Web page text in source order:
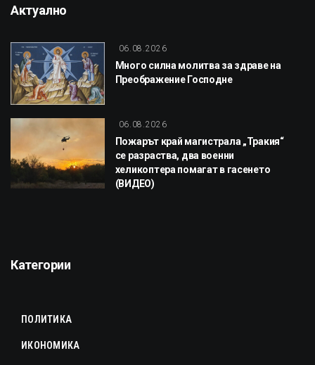
Актуално
06.08.2026
Много силна молитва за здраве на
Преображение Господне
06.08.2026
Пожарът край магистрала „Тракия“
се разраства, два военни
хеликоптера помагат в гасенето
(ВИДЕО)
Категории
ПОЛИТИКА
ИКОНОМИКА